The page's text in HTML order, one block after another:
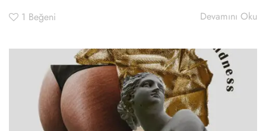
1 Beğeni Devamını Oku